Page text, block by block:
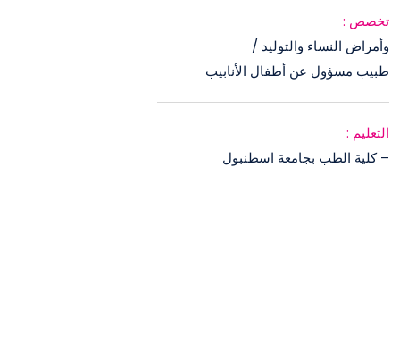
تخصص :
وأمراض النساء والتوليد /
طبيب مسؤول عن أطفال الأنابيب
التعليم :
– كلية الطب بجامعة اسطنبول